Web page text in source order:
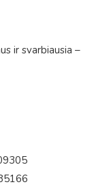
ir svarbiausia –